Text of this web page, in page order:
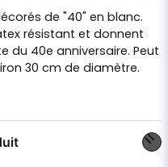
de "40" en blanc.
résistant et donnent
du 40e anniversaire. Peut
30 cm de diamètre.